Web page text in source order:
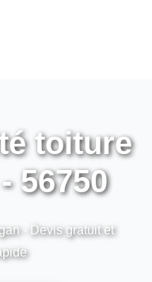
toiture
56750
- Devis gratuit et